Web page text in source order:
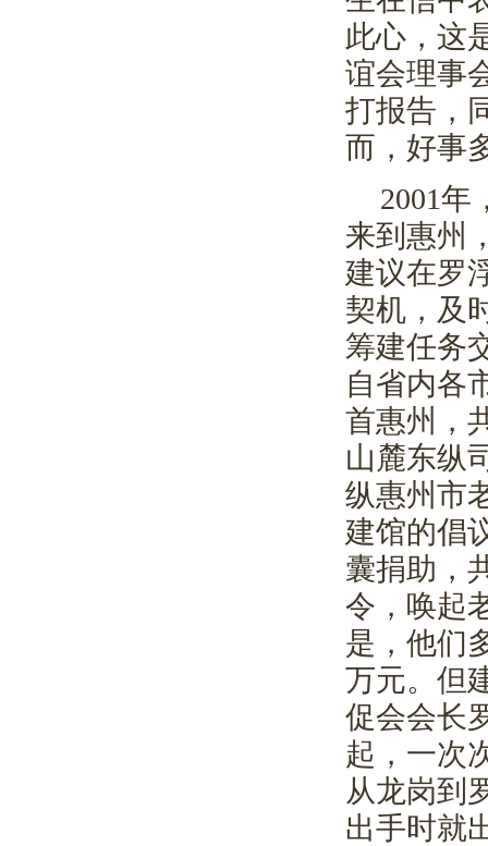
此心，这
谊会理事
打报告，
而，好事
2001年
来到惠州
建议在罗
契机，及
筹建任务
自省内各
首惠州，
山麓东纵
纵惠州市
建馆的倡
囊捐助，
令，唤起
是，他们
万元。但
促会会长
起，一次
从龙岗到
出手时就